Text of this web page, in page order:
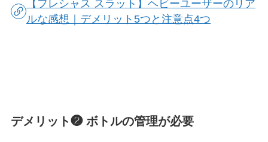
【フレシャス スラット】ヘビーユーザーのリア
ルな感想｜デメリット5つと注意点4つ
デメリット❷ ボトルの管理が必要